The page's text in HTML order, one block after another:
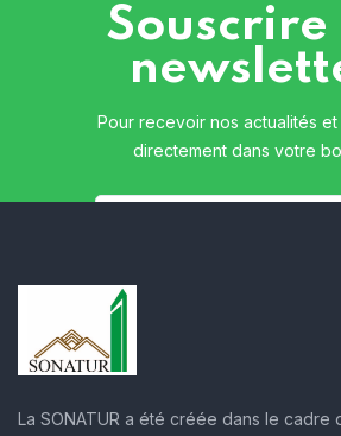
Souscrire
Pour recevoir nos actualités et
directement dans votre
La SONATUR a été créée dans le cadre